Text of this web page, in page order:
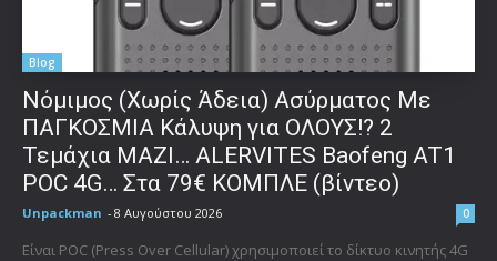
Blog
Νόμιμος (Χωρίς Άδεια) Ασύρματος Με
ΠΑΓΚΟΣΜΙΑ Κάλυψη για ΟΛΟΥΣ!? 2
Τεμάχια ΜΑΖΙ… ALERVITES Baofeng AT1
POC 4G… Στα 79€ ΚΟΜΠΛΕ (βίντεο)
Unpackman - 8 Αυγούστου 2026 0
Είναι POC (Press Over Cellular) χρησιμοποιεί το δίκτυο κινητής 4G